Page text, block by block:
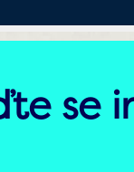
se